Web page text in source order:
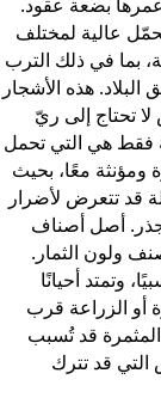
عالية لمختلف
بما في ذلك الترب
هذه الأشجار
تحتاج إلى ريّ
فقط هي التي تحمل
ومؤنثة معًا، بحيث
تتعرض لأضرار
أصل أصناف
ولون الثمار.
وتمتد أحيانًا
الزراعة قرب
قد تُسبب
قد تترك